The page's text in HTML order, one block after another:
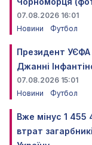
07.08.2026 16:01
Новини
Футбол
Президент УЄФА
Джанні
07.08.2026 15:01
Новини
Футбол
Вже мінус 1 455
втрат